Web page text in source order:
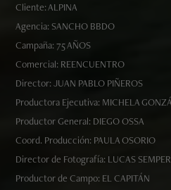
Cliente: ALPINA
Agencia: SANCHO BBDO
Campaña: 75 AÑOS
Comercial: REENCUENTRO
Director: JUAN PABLO PIÑEROS
Productora Ejecutiva: MICHELA
Productor General: DIEGO OSSA
Coord. Producción: PAULA OSORIO
Director de Fotografía: LUCAS
Productor de Campo: EL CAPITÁN